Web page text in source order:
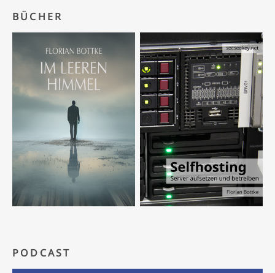
BÜCHER
PODCAST